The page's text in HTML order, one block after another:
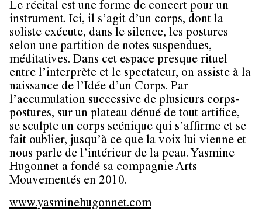
Le récital est une forme de concert pour un
instrument. Ici, il s’agit d’un corps, dont la
soliste exécute, dans le silence, les postures
selon une partition de notes suspendues,
méditatives. Dans cet espace presque rituel
entre l’interprète et le spectateur, on assiste à la
naissance de l’Idée d’un Corps. Par
l’accumulation successive de plusieurs corps-
postures, sur un plateau dénué de tout artifice,
se sculpte un corps scénique qui s’affirme et se
fait oublier, jusqu’à ce que la voix lui vienne et
nous parle de l’intérieur de la peau. Yasmine
Hugonnet a fondé sa compagnie Arts
Mouvementés en 2010.
www.yasminehugonnet.com